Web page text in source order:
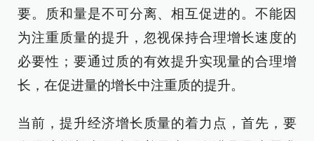
要。质和量是不可分离、相互促进的。不能因
为注重质量的提升，忽视保持合理增长速度的
必要性；要通过质的有效提升实现量的合理增
长，在促进量的增长中注重质的提升。
当前，提升经济增长质量的着力点，首先，要